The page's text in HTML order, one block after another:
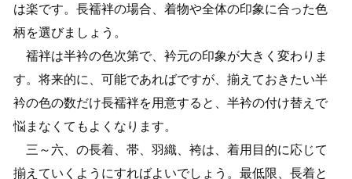
は楽です。長襦袢の場合、着物や全体の印象に合った色
柄を選びましょう。
襦袢は半衿の色次第で、衿元の印象が大きく変わりま
す。将来的に、可能であればですが、揃えておきたい半
衿の色の数だけ長襦袢を用意すると、半衿の付け替えで
悩まなくてもよくなります。
三～六、の長着、帯、羽織、袴は、着用目的に応じて
揃えていくようにすればよいでしょう。最低限、長着と